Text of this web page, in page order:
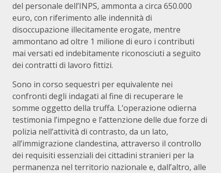
del personale dell’INPS, ammonta a circa 650.000
euro, con riferimento alle indennità di
disoccupazione illecitamente erogate, mentre
ammontano ad oltre 1 milione di euro i contributi
mai versati ed indebitamente riconosciuti a seguito
dei contratti di lavoro fittizi.
Sono in corso sequestri per equivalente nei
confronti degli indagati al fine di recuperare le
somme oggetto della truffa. L’operazione odierna
testimonia l’impegno e l’attenzione delle due forze di
polizia nell’attività di contrasto, da un lato,
all’immigrazione clandestina, attraverso il controllo
dei requisiti essenziali dei cittadini stranieri per la
permanenza nel territorio nazionale e, dall’altro, alle